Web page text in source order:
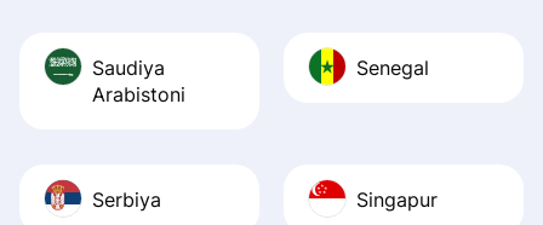
Saudiya
Arabistoni
Senegal
Serbiya Singapur